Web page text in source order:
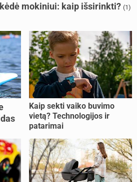
mokiniui: kaip išsirinkti? (1)
Kaip sekti vaiko buvimo
vietą? Technologijos ir
patarimai